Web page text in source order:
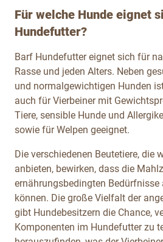
Für welche Hunde eignet
Hundefutter?
Barf Hundefutter eignet sich für
Rasse und jeden Alters. Neben
und normalgewichtigen Hunden
auch für Vierbeiner mit
Tiere, sensible Hunde und
sowie für Welpen geeignet.
Die verschiedenen Beutetiere, die
anbieten, bewirken, dass die
ernährungsbedingten Bedürfnisse
können. Die große Vielfalt der
gibt Hundebesitzern die Chance,
Komponenten im Hundefutter zu